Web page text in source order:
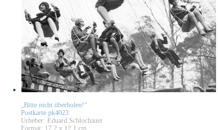
„Bitte nicht überholen!“
Postkarte pk4023
Urheber: Eduard Schlochauer
Format: 17,2 x 12,1 cm